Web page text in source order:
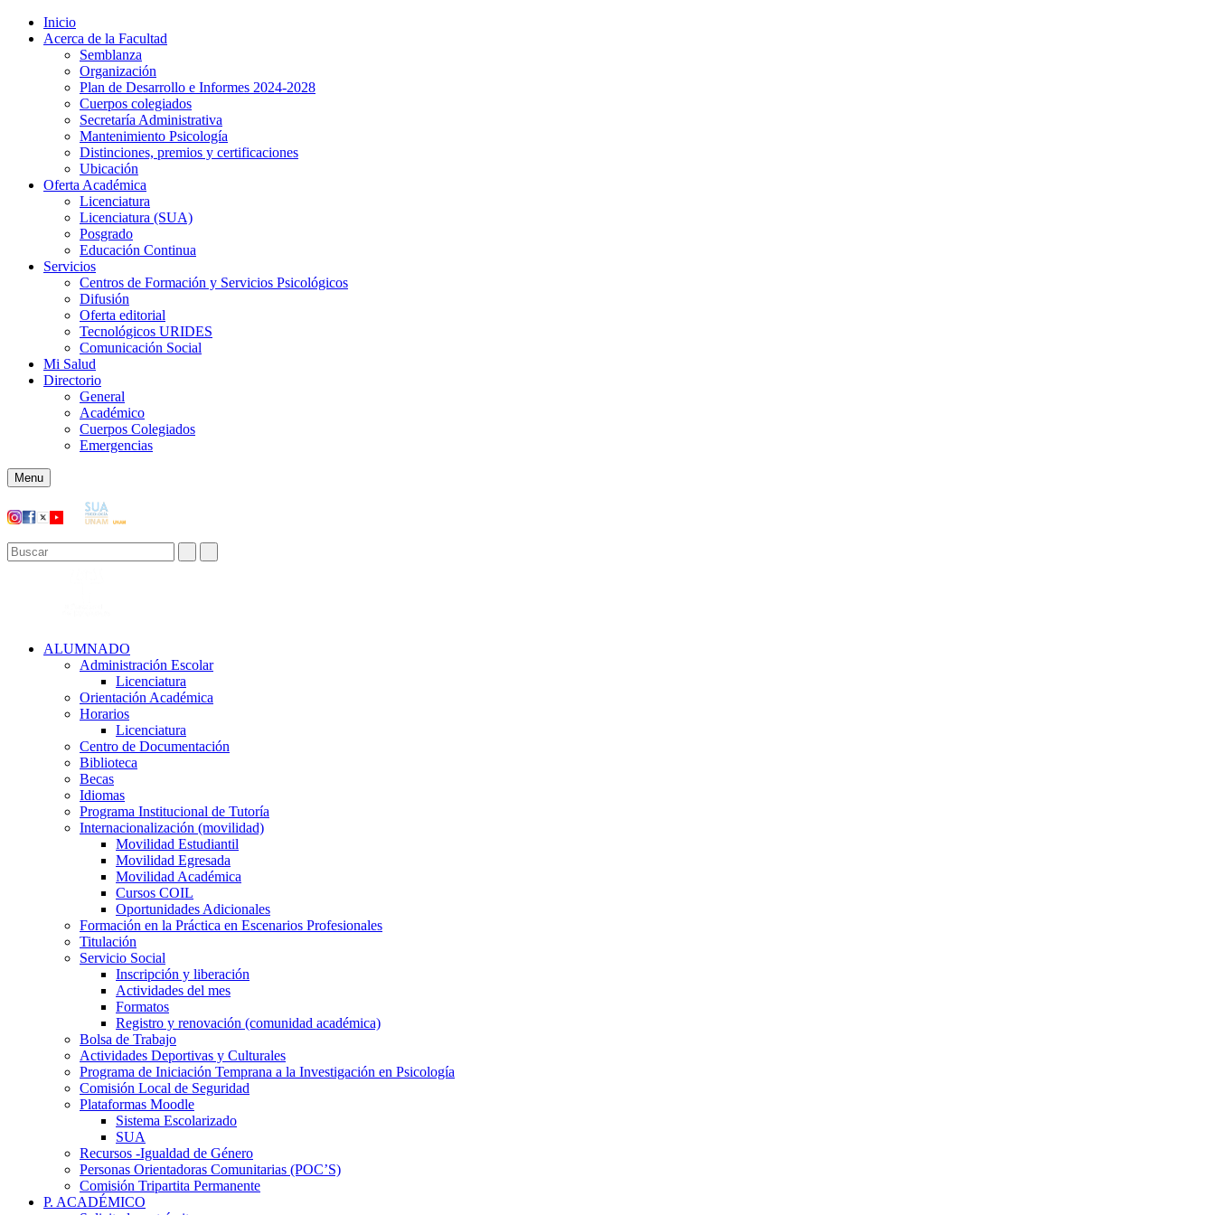
Inicio
Acerca de la Facultad
Semblanza
Organización
Plan de Desarrollo e Informes 2024-2028
Cuerpos colegiados
Secretaría Administrativa
Mantenimiento Psicología
Distinciones, premios y certificaciones
Ubicación
Oferta Académica
Licenciatura
Licenciatura (SUA)
Posgrado
Educación Continua
Servicios
Centros de Formación y Servicios Psicológicos
Difusión
Oferta editorial
Tecnológicos URIDES
Comunicación Social
Mi Salud
Directorio
General
Académico
Cuerpos Colegiados
Emergencias
Menu
ALUMNADO
Administración Escolar
Licenciatura
Orientación Académica​
Horarios
Licenciatura
Centro de Documentación
Biblioteca
Becas
Idiomas
Programa Institucional de Tutoría
Internacionalización (movilidad)
Movilidad Estudiantil
Movilidad Egresada
Movilidad Académica
Cursos COIL
Oportunidades Adicionales
Formación en la Práctica en Escenarios Profesionales
Titulación
Servicio Social
Inscripción y liberación
Actividades del mes
Formatos
Registro y renovación (comunidad académica)
Bolsa de Trabajo
Actividades Deportivas y Culturales
Programa de Iniciación Temprana a la Investigación en Psicología
Comisión Local de Seguridad
Plataformas Moodle
Sistema Escolarizado
SUA
Recursos -Igualdad de Género
Personas Orientadoras Comunitarias (POC’S)
Comisión Tripartita Permanente
P. ACADÉMICO